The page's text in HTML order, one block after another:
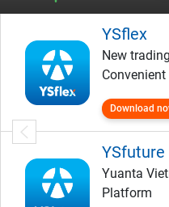
YSflex
New
Convenient
Download
YSfuture
Yuanta
Platform